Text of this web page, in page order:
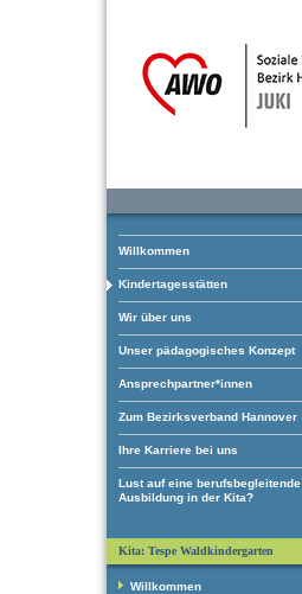
Willkommen
Kindertagesstätten
Wir über uns
Unser pädagogisches Konzept
Ansprechpartner*innen
Zum Bezirksverband Hannover
Ihre Karriere bei uns
Lust auf eine berufsbegleitende
Ausbildung in der Kita?
Kita: Tespe Waldkindergarten
Willkommen